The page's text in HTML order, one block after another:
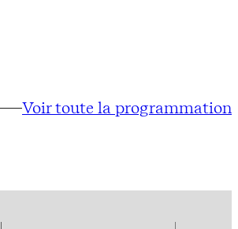
Voir toute la programmation